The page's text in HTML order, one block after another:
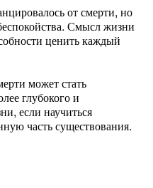
от смерти, но
Смысл жизни
ценить каждый
может стать
глубокого и
если научиться
часть существования.